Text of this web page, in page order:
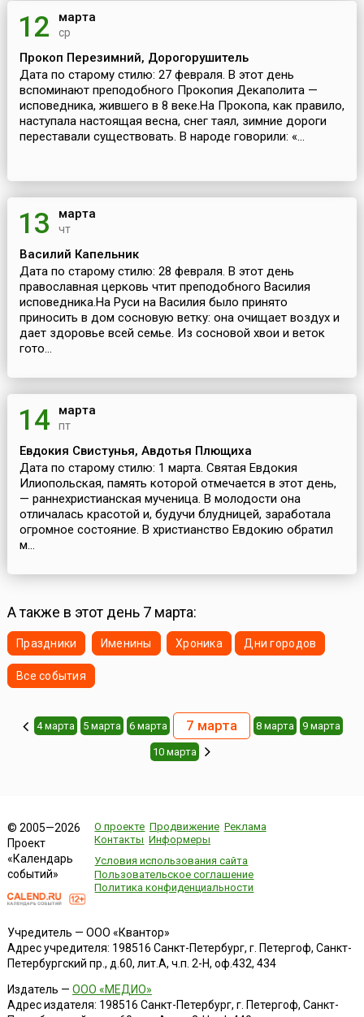
12 марта
ср
Прокоп Перезимний, Дорогорушитель
Дата по старому стилю: 27 февраля. В этот день
вспоминают преподобного Прокопия Декаполита —
исповедника, жившего в 8 веке.На Прокопа, как правило,
наступала настоящая весна, снег таял, зимние дороги
переставали существовать. В народе говорили: «...
13 марта
чт
Василий Капельник
Дата по старому стилю: 28 февраля. В этот день
православная церковь чтит преподобного Василия
исповедника.На Руси на Василия было принято
приносить в дом сосновую ветку: она очищает воздух и
дает здоровье всей семье. Из сосновой хвои и веток
гото...
14 марта
пт
Евдокия Свистунья, Авдотья Плющиха
Дата по старому стилю: 1 марта. Святая Евдокия
Илиопольская, память которой отмечается в этот день,
— раннехристианская мученица. В молодости она
отличалась красотой и, будучи блудницей, заработала
огромное состояние. В христианство Евдокию обратил
м...
А также в этот день 7 марта:
Праздники Именины Хроника Дни городов
Все события
4 марта 5 марта 6 марта 7 марта 8 марта 9 марта
10 марта
© 2005—2026
Проект
«Календарь
событий»
О проекте Продвижение Реклама
Контакты Информеры
Условия использования сайта
Пользовательское соглашение
Политика конфиденциальности
Учредитель — ООО «Квантор»
Адрес учредителя: 198516 Санкт-Петербург, г. Петергоф, Санкт-
Петербургский пр., д.60, лит.А, ч.п. 2-Н, оф.432, 434
Издатель — ООО «МЕДИО»
Адрес издателя: 198516 Санкт-Петербург, г. Петергоф, Санкт-